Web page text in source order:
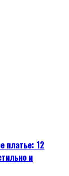
платье: 12
и